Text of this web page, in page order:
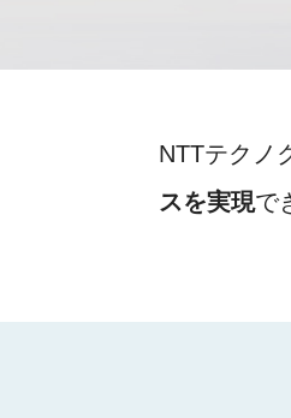
NTTテクノ
スを実現で